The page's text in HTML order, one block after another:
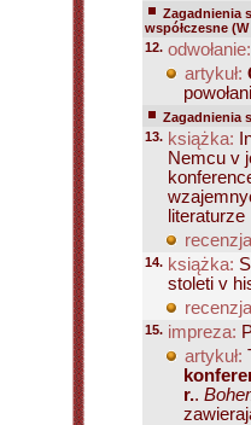
Zagadnienia
współczesne
12. odwołanie:
artykuł:
Zagadnienia
13. książka:
Nemcu v
14. książka:
stoleti v
15. impreza:
artykuł:
r..